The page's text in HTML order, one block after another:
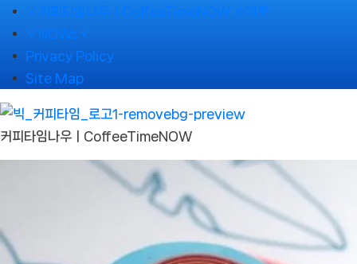
Skip
to
content
🌹커피타임나우ㅣCoffeeTimeNOW 소개🌹
🌹NOWs🌹
Privacy Policy
Site Map
커피타임나우ㅣCoffeeTimeNOW